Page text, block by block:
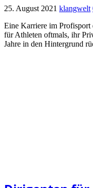
25. August 2021 klangwelt
Eine Karriere im Profisport
für Athleten oftmals, ihr
Jahre in den Hintergrund